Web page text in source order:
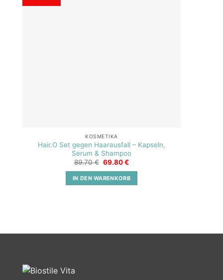
KOSMETIKA
Hair.O Set gegen Haarausfall – Kapseln,
Serum & Shampoo
89.70€ Ursprünglicher
war:
89.70 €
69.80€Aktueller
ist:
69.80 €.
IN DEN WARENKORB